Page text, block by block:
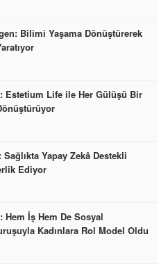
Bilimi Yaşama Dönüştürerek
Estetium Life ile Her Gülüşü Bir
Yapay Zekâ Destekli
Ediyor
Hem İş Hem De Sosyal
Kadınlara Rol Model Oldu